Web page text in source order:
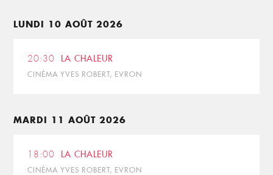
LUNDI 10 AOÛT 2026
20:30 LA CHALEUR
CINÉMA YVES ROBERT, EVRON
MARDI 11 AOÛT 2026
18:00 LA CHALEUR
CINÉMA YVES ROBERT, EVRON